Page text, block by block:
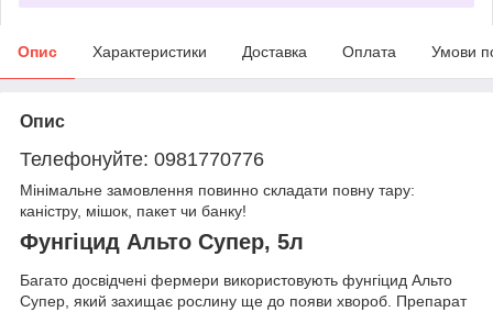
Опис Характеристики Доставка Оплата Умови
Опис
Телефонуйте: 0981770776
Мінімальне замовлення повинно складати повну тару:
каністру, мішок, пакет чи банку!
Фунгіцид Альто Супер, 5л
Багато досвідчені фермери використовують фунгіцид Альто
Супер, який захищає рослину ще до появи хвороб. Препарат